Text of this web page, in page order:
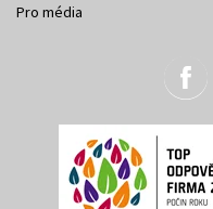
Pro média